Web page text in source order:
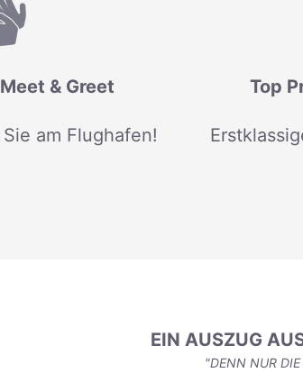
& Greet
am Flughafen!
Top
EIN AUSZUG
"DENN NUR